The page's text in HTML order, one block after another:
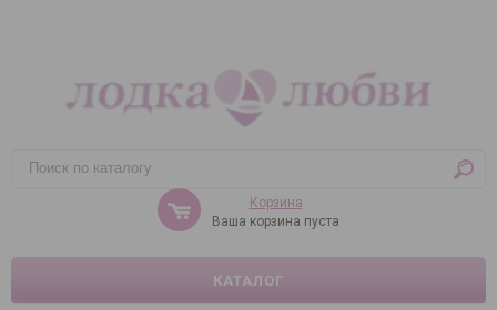
Корзина
Ваша корзина пуста
КАТАЛОГ